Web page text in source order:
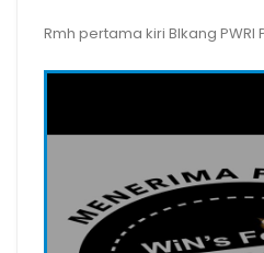
Rmh pertama kiri Blkang